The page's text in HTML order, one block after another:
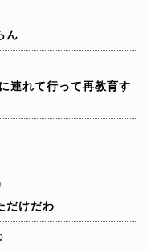
ん
連れて行って再教育す
だけだわ